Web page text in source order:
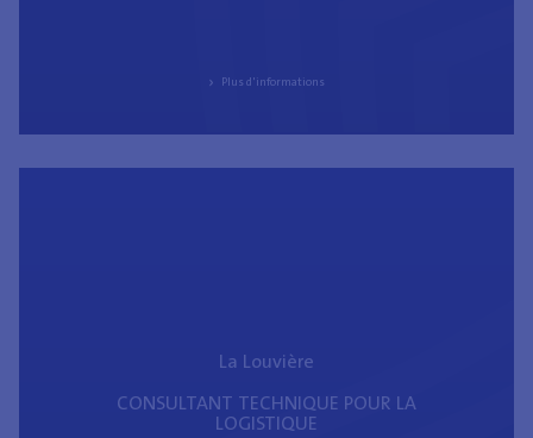
Plus d'informations
La Louvière
CONSULTANT TECHNIQUE POUR LA
LOGISTIQUE